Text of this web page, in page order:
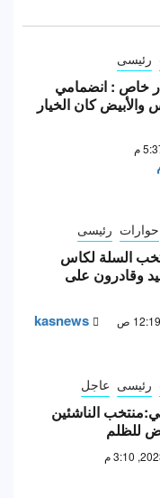
رئيسى
خاص : انضمامي
كان الخيار
حوارات رئيسى
السلة لكاس
وقادرون على
kasnews
رئيسى عاجل
الناشئين
للظلم